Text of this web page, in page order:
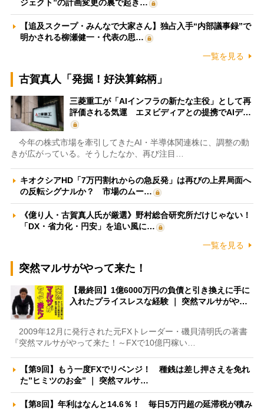
ジェクト”の計画変更の裏で起き…
【追及スクープ・みんなで大家さん】独占入手“内部議事録”で
明かされる柳瀬健一・代表の思…
一覧を見る
古賀真人「発掘！好決算銘柄」
三菱重工が「AIインフラの新たな主役」として再
評価される気運 エヌビディアとの提携でAIデ…
今年の株式市場を牽引してきたAI・半導体関連株に、調整の動
きが広がっている。そうしたなか、再び注目…
キオクシアHD「7万円割れからの急反発」は再びの上昇局面へ
の反転シグナルか？ 市場のムー…
《億り人・古賀真人氏が厳選》野村総合研究所だけじゃない！
「DX・省力化・円安」を追い風に…
一覧を見る
突然マルサがやって来た！
【最終回】1億6000万円の負債と引き換えに手に
入れたプライスレスな経験 ｜ 突然マルサがや…
2009年12月に発行された元FXトレーダー・磯貝清明氏の著書
『突然マルサがやって来た！～FXで10億円稼い…
【第9回】もう一度FXでリベンジ！ 種銭は差し押さえを免れ
た”ヒミツのお金” ｜ 突然マルサ…
【第8回】年利はなんと14.6％！ 毎日5万円超の延滞税が積み